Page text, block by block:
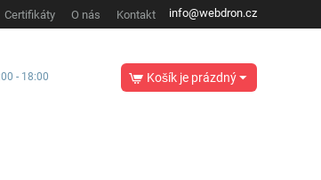
info@webdron.cz
Certifikáty O nás Kontakt
- 18:00 Košík je prázdný